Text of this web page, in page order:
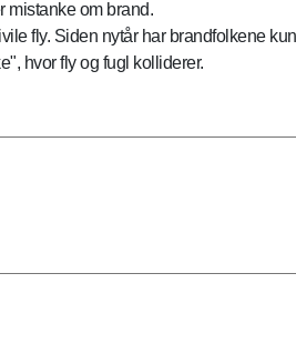
mistanke om brand.
fly. Siden nytår har brandfolkene kun
hvor fly og fugl kolliderer.